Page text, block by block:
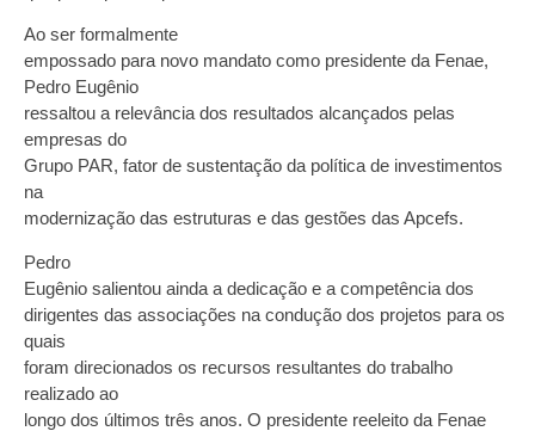
Ao ser formalmente
empossado para novo mandato como presidente da Fenae,
Pedro Eugênio
ressaltou a relevância dos resultados alcançados pelas
empresas do
Grupo PAR, fator de sustentação da política de investimentos
na
modernização das estruturas e das gestões das Apcefs.
Pedro
Eugênio salientou ainda a dedicação e a competência dos
dirigentes das associações na condução dos projetos para os
quais
foram direcionados os recursos resultantes do trabalho
realizado ao
longo dos últimos três anos. O presidente reeleito da Fenae